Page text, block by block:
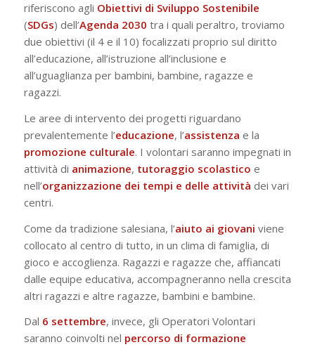
riferiscono agli Obiettivi di Sviluppo Sostenibile
(SDGs) dell’Agenda 2030 tra i quali peraltro, troviamo
due obiettivi (il 4 e il 10) focalizzati proprio sul diritto
all’educazione, all’istruzione all’inclusione e
all’uguaglianza per bambini, bambine, ragazze e
ragazzi.
Le aree di intervento dei progetti riguardano
prevalentemente l’educazione, l’assistenza e la
promozione culturale. I volontari saranno impegnati in
attività di animazione, tutoraggio scolastico e
nell’organizzazione dei tempi e delle attività dei vari
centri.
Come da tradizione salesiana, l’aiuto ai giovani viene
collocato al centro di tutto, in un clima di famiglia, di
gioco e accoglienza. Ragazzi e ragazze che, affiancati
dalle equipe educativa, accompagneranno nella crescita
altri ragazzi e altre ragazze, bambini e bambine.
Dal 6 settembre, invece, gli Operatori Volontari
saranno coinvolti nel percorso di formazione